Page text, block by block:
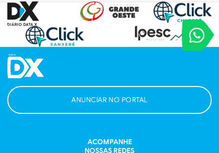
VOCÊ
Entre em
ANUNCIAR NO PORTAL
ACOMPANHE
NOSSAS REDES